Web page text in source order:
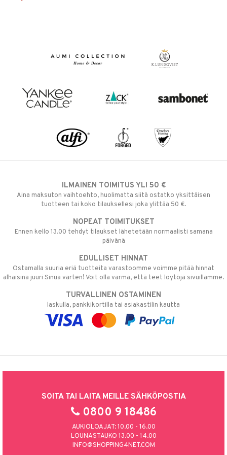
ILMAINEN TOIMITUS YLI 50 €
Aina maksuton vaihtoehto, huolimatta siitä ostatko yksittäisen
tuotteen tai koko tilauksellesi joka ylittää 50 €.
NOPEAT TOIMITUKSET
Ennen kello 13.00 tehdyt tilaukset lähetetään normaalisti samana
päivänä
EDULLISET HINNAT
Ostamalla suuria eriä tuotteita varastoomme voimme pitää hinnat
alhaisina juuri Sinua varten! Voit olla varma, että teet löytöjä sivuillamme.
TURVALLINEN OSTAMINEN
laskulla, pankkikortilla tai asiakastilin kautta
SOITA TAI LAITA MEILLE SÄHKÖPOSTIA
0800 9 18486
AUKIOLOAJAT: 10.00 - 16.00
LOUNASTAUKO 13.00 - 14.00
INFO@SHOPPING4NET.COM